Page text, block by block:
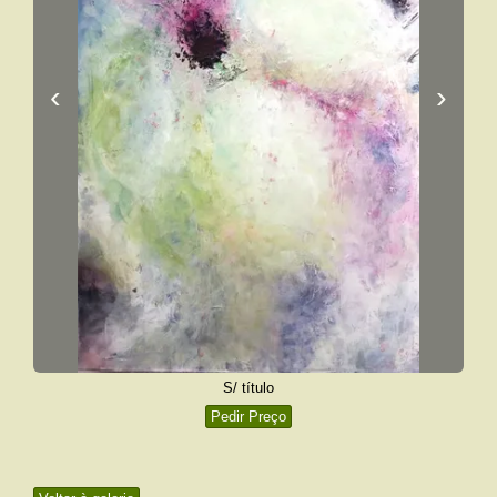
‹ ›
S/ título
Pedir Preço